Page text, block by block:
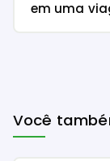
em uma
Você